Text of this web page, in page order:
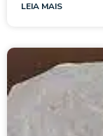
LEIA MAIS